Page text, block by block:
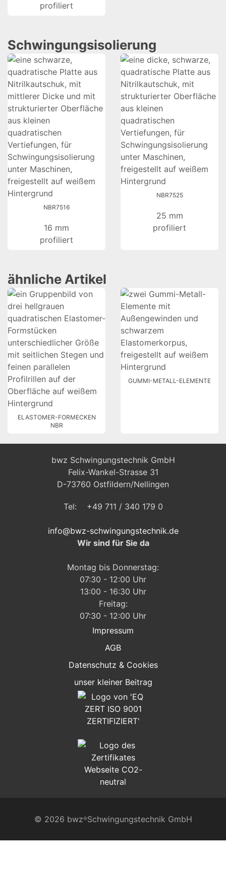
profiliert
Schwingungsisolierung
NBR7516
16 mm
profiliert
NBR7525
25 mm
profiliert
ähnliche Artikel
ELASTOMER-FORMECKEN
NBR
GUMMI-METALL-ELEMENTE
bwz Schwingungstechnik GmbH
Felix-Wankel-Strasse 31
D-73760 Ostfildern/Nellingen
Tel: +49 711 / 340 179 0
info@bwz-schwingungstechnik.de
Wir sind für Sie da
Montag bis Donnerstag:
07:30 - 12:00 Uhr
13:00 - 16:30 Uhr
Freitag:
07:30 - 12:00 Uhr
Impressum
AGB
Datenschutz & Cookies
unser kleiner Beitrag
© 2026 bwz®Schwingungstechnik GmbH